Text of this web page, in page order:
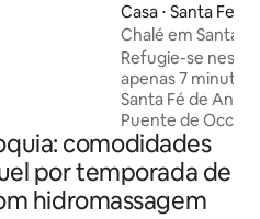
Casa ⋅ Santa Fe
Chalé em Santa
Refugie-se nesta
apenas 7
Santa Fé de
Puente de Occidente. Relaxe
na piscina ou na
hidromassagem,
espetacular das
ambiente
comodidades
por temporada de
hidromassagem